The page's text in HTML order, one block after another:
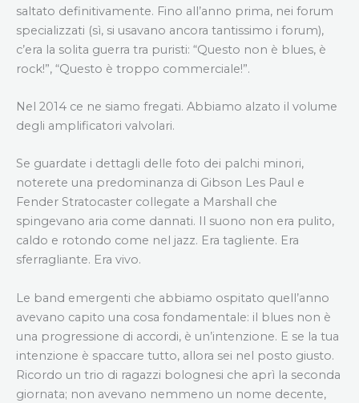
saltato definitivamente. Fino all’anno prima, nei forum
specializzati (sì, si usavano ancora tantissimo i forum),
c’era la solita guerra tra puristi: “Questo non è blues, è
rock!”, “Questo è troppo commerciale!”.
Nel 2014 ce ne siamo fregati. Abbiamo alzato il volume
degli amplificatori valvolari.
Se guardate i dettagli delle foto dei palchi minori,
noterete una predominanza di Gibson Les Paul e
Fender Stratocaster collegate a Marshall che
spingevano aria come dannati. Il suono non era pulito,
caldo e rotondo come nel jazz. Era tagliente. Era
sferragliante. Era vivo.
Le band emergenti che abbiamo ospitato quell’anno
avevano capito una cosa fondamentale: il blues non è
una progressione di accordi, è un’intenzione. E se la tua
intenzione è spaccare tutto, allora sei nel posto giusto.
Ricordo un trio di ragazzi bolognesi che aprì la seconda
giornata; non avevano nemmeno un nome decente,